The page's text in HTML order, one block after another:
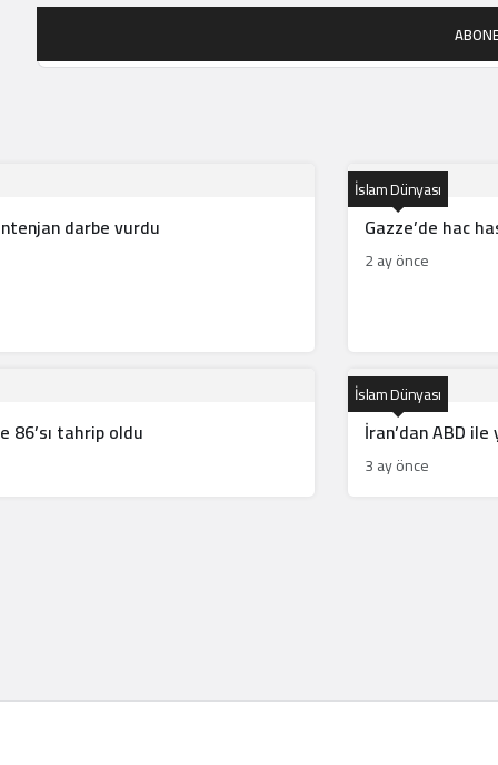
darbe vurdu Gazze’de hac
İslam Dünyası
2 ay önce
86’sı tahrip oldu İran’dan ABD
İslam Dünyası
3 ay önce